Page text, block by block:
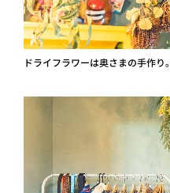
ドライフラワーは奥さまの手作り。